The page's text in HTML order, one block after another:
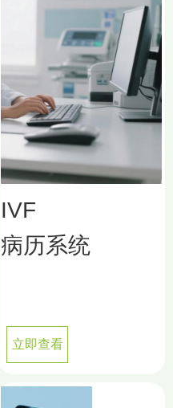
立即查看
IVF
病历系统